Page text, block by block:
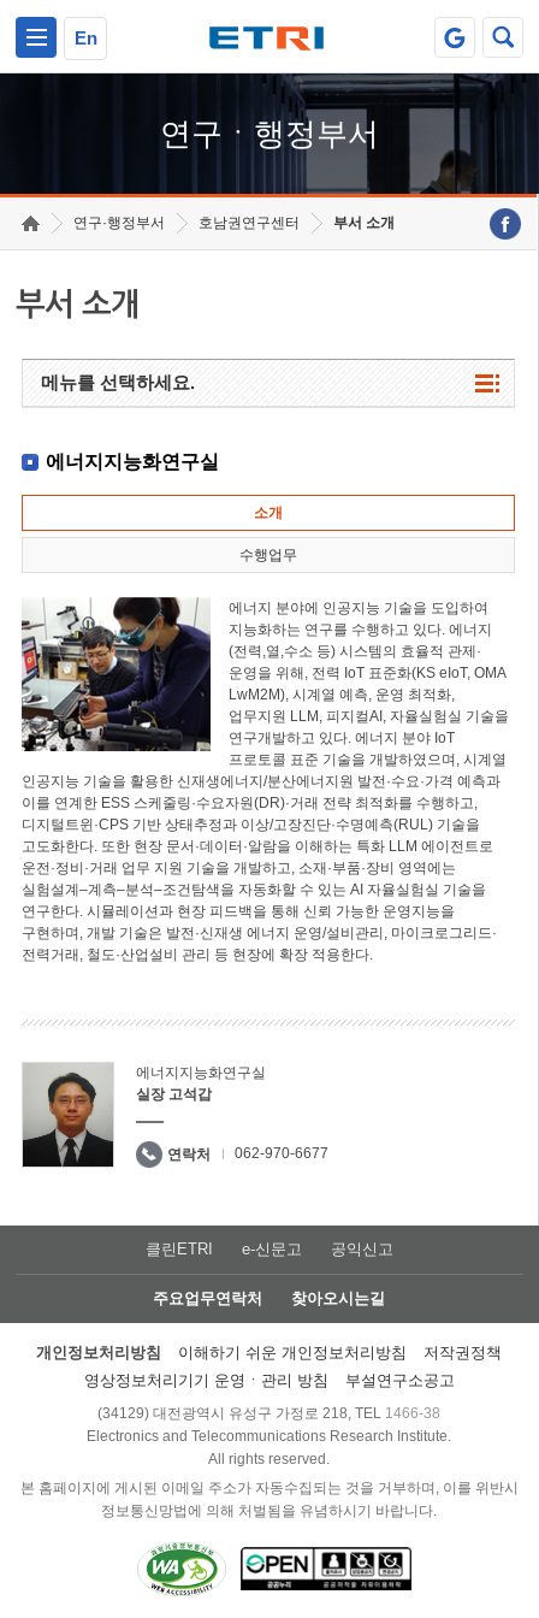
En
연구ㆍ행정부서
연구·행정부서 호남권연구센터 부서 소개
부서 소개
메뉴를 선택하세요.
에너지지능화연구실
소개
수행업무
에너지 분야에 인공지능 기술을 도입하여
지능화하는 연구를 수행하고 있다. 에너지
(전력,열,수소 등) 시스템의 효율적 관제·
운영을 위해, 전력 IoT 표준화(KS eIoT, OMA
LwM2M), 시계열 예측, 운영 최적화,
업무지원 LLM, 피지컬AI, 자율실험실 기술을
연구개발하고 있다. 에너지 분야 IoT
프로토콜 표준 기술을 개발하였으며, 시계열
인공지능 기술을 활용한 신재생에너지/분산에너지원 발전·수요·가격 예측과
이를 연계한 ESS 스케줄링·수요자원(DR)·거래 전략 최적화를 수행하고,
디지털트윈·CPS 기반 상태추정과 이상/고장진단·수명예측(RUL) 기술을
고도화한다. 또한 현장 문서·데이터·알람을 이해하는 특화 LLM 에이전트로
운전·정비·거래 업무 지원 기술을 개발하고, 소재·부품·장비 영역에는
실험설계–계측–분석–조건탐색을 자동화할 수 있는 AI 자율실험실 기술을
연구한다. 시뮬레이션과 현장 피드백을 통해 신뢰 가능한 운영지능을
구현하며, 개발 기술은 발전·신재생 에너지 운영/설비관리, 마이크로그리드·
전력거래, 철도·산업설비 관리 등 현장에 확장 적용한다.
에너지지능화연구실
실장 고석갑
연락처 062-970-6677
클린ETRI e-신문고 공익신고
주요업무연락처 찾아오시는길
개인정보처리방침 이해하기 쉬운 개인정보처리방침
저작권정책
영상정보처리기기 운영ㆍ관리 방침
부설연구소공고
(34129) 대전광역시 유성구 가정로 218, TEL 1466-38
Electronics and Telecommunications Research Institute.
All rights reserved.
본 홈페이지에 게시된 이메일 주소가 자동수집되는 것을 거부하며, 이를 위반시
정보통신망법에 의해 처벌됨을 유념하시기 바랍니다.